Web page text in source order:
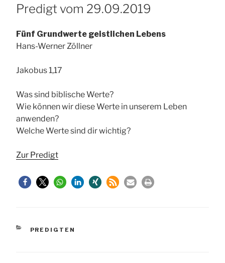
AM
Predigt vom 29.09.2019
Fünf Grundwerte geistlichen Lebens
Hans-Werner Zöllner
Jakobus 1,17
Was sind biblische Werte?
Wie können wir diese Werte in unserem Leben
anwenden?
Welche Werte sind dir wichtig?
Zur Predigt
KATEGORIEN
PREDIGTEN